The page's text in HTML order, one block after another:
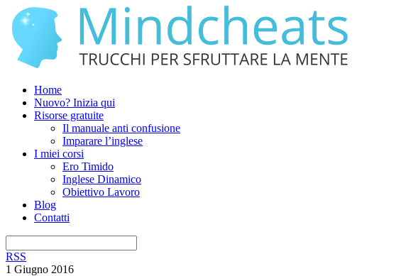
Home
Nuovo? Inizia qui
Risorse gratuite
Il manuale anti confusione
Imparare l’inglese
I miei corsi
Ero Timido
Inglese Dinamico
Obiettivo Lavoro
Blog
Contatti
RSS
1 Giugno 2016